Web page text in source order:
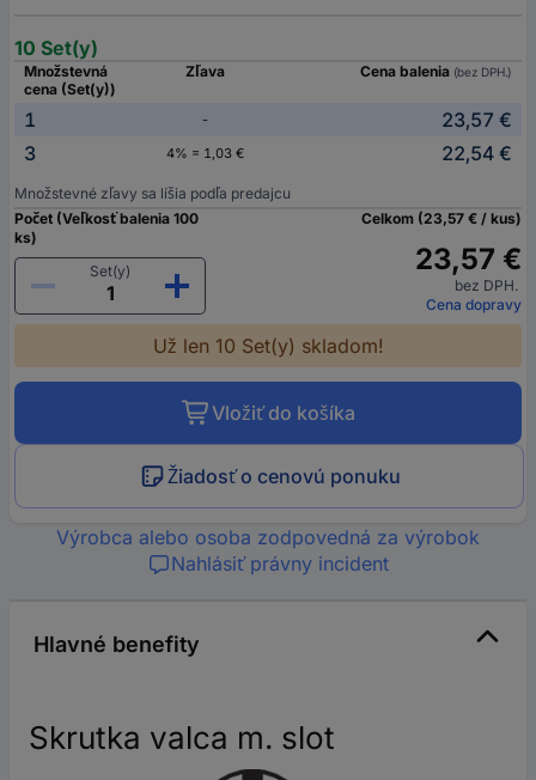
10 Set(y)
Množstevná
cena (Set(y))
Zľava Cena balenia (bez DPH.)
1 -
23,57 €
3
4% = 1,03 € 22,54 €
Množstevné zľavy sa líšia podľa predajcu
Počet (Veľkosť balenia 100
ks)
Set(y)
Celkom (23,57 € / kus)
23,57 €
bez DPH.
Cena dopravy
Už len 10 Set(y) skladom!
Vložiť do košíka
Žiadosť o cenovú ponuku
Výrobca alebo osoba zodpovedná za výrobok
Nahlásiť právny incident
Hlavné benefity
Skrutka valca m. slot